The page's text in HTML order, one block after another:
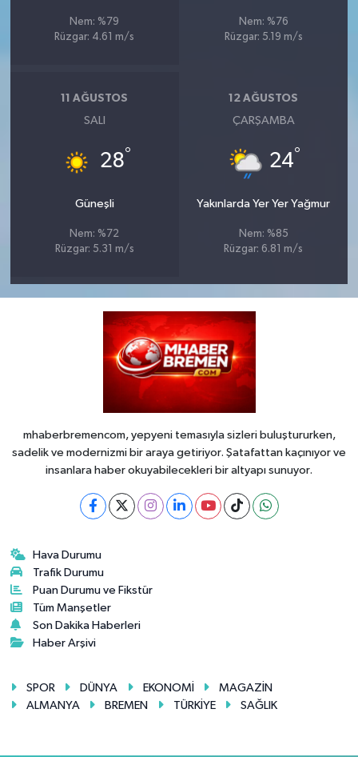
Nem: %79
Rüzgar: 4.61 m/s
Nem: %76
Rüzgar: 5.19 m/s
11 AĞUSTOS
SALI
28°
Güneşli
Nem: %72
Rüzgar: 5.31 m/s
12 AĞUSTOS
ÇARŞAMBA
24°
Yakınlarda Yer Yer Yağmur
Nem: %85
Rüzgar: 6.81 m/s
mhaberbremencom, yepyeni temasıyla sizleri buluştururken,
sadelik ve modernizmi bir araya getiriyor. Şatafattan kaçınıyor ve
insanlara haber okuyabilecekleri bir altyapı sunuyor.
Hava Durumu
Trafik Durumu
Puan Durumu ve Fikstür
Tüm Manşetler
Son Dakika Haberleri
Haber Arşivi
SPOR DÜNYA EKONOMİ
MAGAZİN
ALMANYA
BREMEN TÜRKİYE SAĞLIK